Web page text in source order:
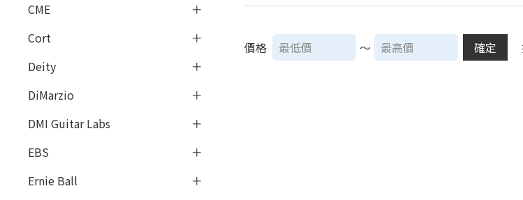
CME
Cort
Deity
DiMarzio
DMI Guitar Labs
EBS
Ernie Ball
價格 ～ 確定